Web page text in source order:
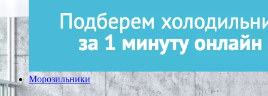
Морозильники